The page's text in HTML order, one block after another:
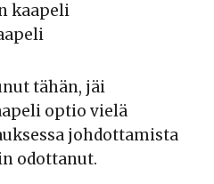
kaapeli
tähän, jäi
optio vielä
johdottamista
odottanut.